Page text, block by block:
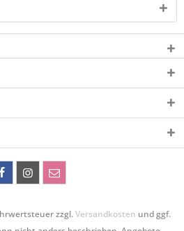
zzgl.Versandkosten und ggf.